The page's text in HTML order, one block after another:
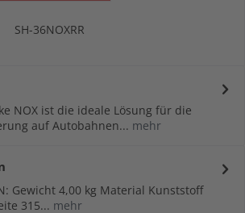
SH-36NOXRR
NOX ist die ideale Lösung für die
auf Autobahnen... mehr
Gewicht 4,00 kg Material Kunststoff
315... mehr